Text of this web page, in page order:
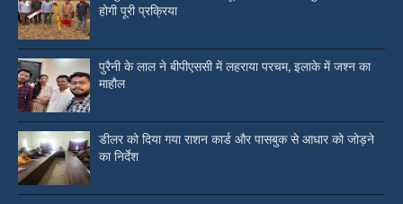
होगी पूरी प्रक्रिया
पुरैनी के लाल ने बीपीएससी में लहराया परचम, इलाके में जश्न का
माहौल
डीलर को दिया गया राशन कार्ड और पासबुक से आधार को जोड़ने
का निर्देश